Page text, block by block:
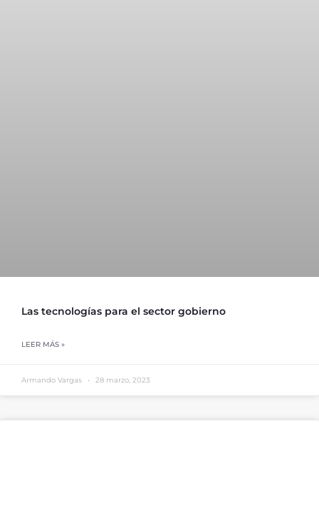
Las tecnologías para el sector gobierno
LEER MÁS »
Armando Vargas 28 marzo, 2023